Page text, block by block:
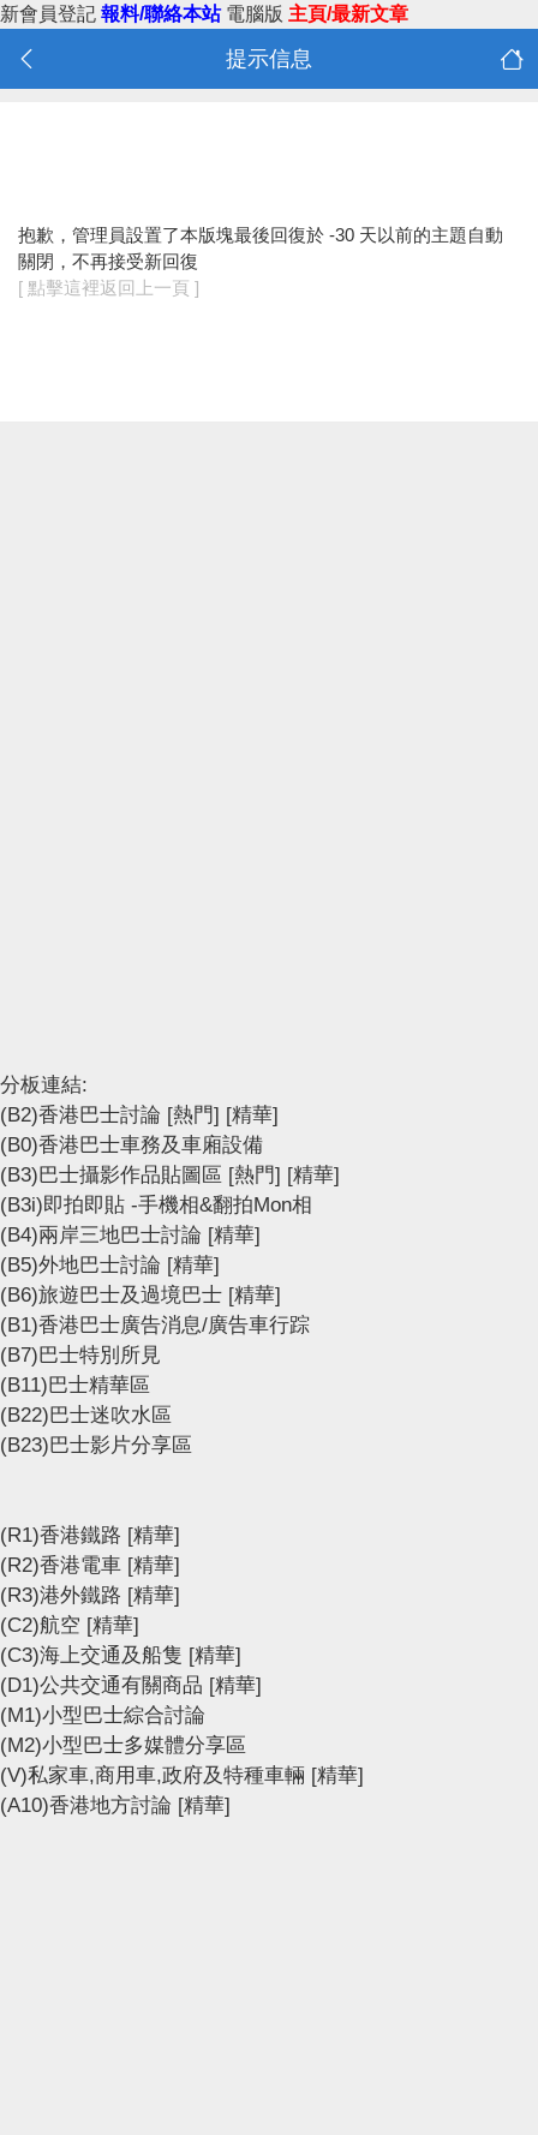
新會員登記 報料/聯絡本站 電腦版 主頁/最新文章
提示信息
抱歉，管理員設置了本版塊最後回復於 -30 天以前的主題自動
關閉，不再接受新回復
[ 點擊這裡返回上一頁 ]
分板連結:
(B2)香港巴士討論 [熱門] [精華]
(B0)香港巴士車務及車廂設備
(B3)巴士攝影作品貼圖區 [熱門] [精華]
(B3i)即拍即貼 -手機相&翻拍Mon相
(B4)兩岸三地巴士討論 [精華]
(B5)外地巴士討論 [精華]
(B6)旅遊巴士及過境巴士 [精華]
(B1)香港巴士廣告消息/廣告車行踪
(B7)巴士特別所見
(B11)巴士精華區
(B22)巴士迷吹水區
(B23)巴士影片分享區
(R1)香港鐵路 [精華]
(R2)香港電車 [精華]
(R3)港外鐵路 [精華]
(C2)航空 [精華]
(C3)海上交通及船隻 [精華]
(D1)公共交通有關商品 [精華]
(M1)小型巴士綜合討論
(M2)小型巴士多媒體分享區
(V)私家車,商用車,政府及特種車輛 [精華]
(A10)香港地方討論 [精華]